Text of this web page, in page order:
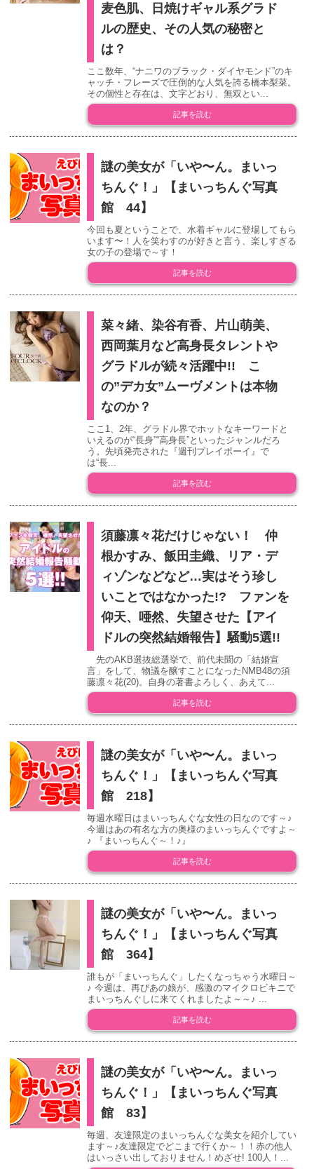
麦色肌、日焼けギャル系グラド
ルの歴史、その人気の秘密と
は？
ここ数年、“ナニワのブラック・ダイヤモンド”のキ
ャッチ・フレーズで圧倒的な人気を誇る橋本梨菜。
その個性と存在は、文字どおり、無双とい...
記事を読む
謎の美女が「いや〜ん。まいっ
ちんぐ！」【まいっちんぐ写真
館 44】
今回も夏ということで、水着ギャルに登場してもら
います〜！人を笑わすのが好きと言う、楽しすぎる
女の子の登場で～す！
記事を読む
菜々緒、染谷有香、片山萌美、
西岡葉月など高身長タレントや
グラドルが続々活躍中!! こ
の”デカ女”ムーヴメントは本物
なのか？
ここ1、2年、グラドル界でホットなキーワードと
いえるのが“長身”“高身長”といったジャンルだろ
う。先頃発売された『週刊プレイボーイ』で
は“長...
記事を読む
須藤凛々花だけじゃない！ 仲
根かすみ、飯田圭織、リア・デ
ィゾンなどなど…実はそう珍し
いことではなかった!? ファンを
仰天、唖然、失望させた【アイ
ドルの突然結婚報告】騒動5選!!
先のAKB選抜総選挙で、前代未聞の「結婚宣
言」をして、物議を醸すことになったNMB48の須
藤凛々花(20)。自身の著書よろしく、あえて...
記事を読む
謎の美女が「いや〜ん。まいっ
ちんぐ！」【まいっちんぐ写真
館 218】
毎週水曜日はまいっちんぐな女性の日なのです～♪
今週はあの有名な方の奥様のまいっちんぐですよ～
♪ 『まいっちんぐ～！♪』
記事を読む
謎の美女が「いや〜ん。まいっ
ちんぐ！」【まいっちんぐ写真
館 364】
誰もが「まいっちんぐ」したくなっちゃう水曜日～
♪ 今週は、再びあの娘が、感激のマイクロビキニで
まいっちんぐしに来てくれましたよ～～♪ ...
記事を読む
謎の美女が「いや〜ん。まいっ
ちんぐ！」【まいっちんぐ写真
館 83】
毎週、友達限定のまいっちんぐな美女を紹介してい
ます～♪友達限定でどこまで行くか～！！赤の他人
はいっさい出しておりません！めざせ! 100人！...